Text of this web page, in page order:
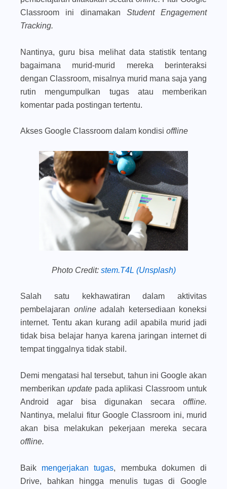
Classroom ini dinamakan Student Engagement
Tracking.
Nantinya, guru bisa melihat data statistik tentang
bagaimana murid-murid mereka berinteraksi
dengan Classroom, misalnya murid mana saja yang
rutin mengumpulkan tugas atau memberikan
komentar pada postingan tertentu.
Akses Google Classroom dalam kondisi offline
Photo Credit: stem.T4L (Unsplash)
Salah satu kekhawatiran dalam aktivitas
pembelajaran online adalah ketersediaan koneksi
internet. Tentu akan kurang adil apabila murid jadi
tidak bisa belajar hanya karena jaringan internet di
tempat tinggalnya tidak stabil.
Demi mengatasi hal tersebut, tahun ini Google akan
memberikan update pada aplikasi Classroom untuk
Android agar bisa digunakan secara offline.
Nantinya, melalui fitur Google Classroom ini, murid
akan bisa melakukan pekerjaan mereka secara
offline.
Baik mengerjakan tugas, membuka dokumen di
Drive, bahkan hingga menulis tugas di Google